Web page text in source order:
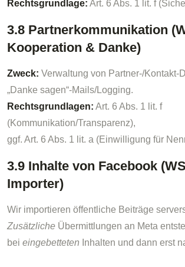
Rechtsgrundlage: Art. 6 Abs. 1 lit. f
3.8 Partnerkommunikation
Kooperation & Danke)
Zweck: Verwaltung von Partner-/Kontakt-
„Danke sagen“-Mails/Logging.
Rechtsgrundlagen: Art. 6 Abs. 1 lit. f
(Kommunikation/Transparenz),
ggf. Art. 6 Abs. 1 lit. a (Einwilligung für
3.9 Inhalte von Facebook
Importer)
Wir importieren öffentliche Beiträge
Zusätzliche Übermittlungen an Meta
bei eingebetteten Inhalten und dann erst